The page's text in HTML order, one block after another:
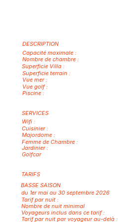
DESCRIPTION
Capacité maximale :
Nombre de chambre :
Superficie Villa :
Superficie terrain :
Vue mer :
Vue golf :
Piscine :
SERVICES
Wifi :
Cuisinier :
Majordome :
Femme de Chambre :
Jardinier :
Golfcar
TARIFS
BASSE SAISON
du 1er mai au 30 septembre 2026
Tarif par nuit :
Nombre de nuit minimal
Voyageurs inclus dans ce tarif :
Tarif par nuit par voyageur au-delà :